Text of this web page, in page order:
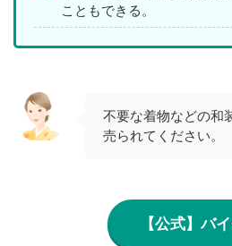
こともできる。
不要な着物などの和
売られてください。
【公式】バ